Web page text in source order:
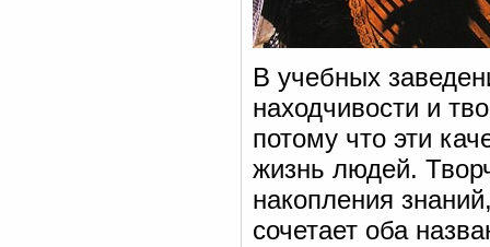
В учебных
находчивости и
потому что эти
жизнь людей.
накопления
сочетает оба